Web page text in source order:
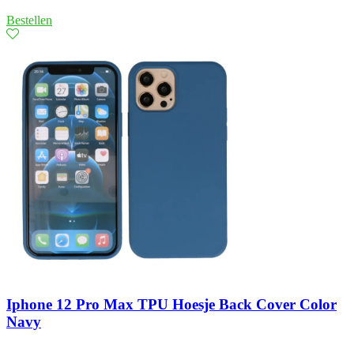
Bestellen
Iphone 12 Pro Max TPU Hoesje Back Cover Color
Navy